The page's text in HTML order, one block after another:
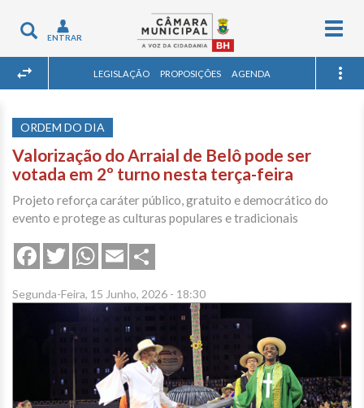
Toggle
navigation
ENTRAR
LEGISLAÇÃO PROPOSIÇÕES AGENDA
ORDEM DO DIA
Valorização do Arraial de Belô pode ser
votada em 2º turno nesta terça-feira
Projeto reforça caráter público, gratuito e democrático do
evento e protege as culturas populares e tradicionais
FacebookTwitterWhatsApp
Email
Segunda-Feira, 15 Junho, 2026 - 18:30